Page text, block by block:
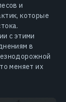
и
которые
с этими
в
меняет их